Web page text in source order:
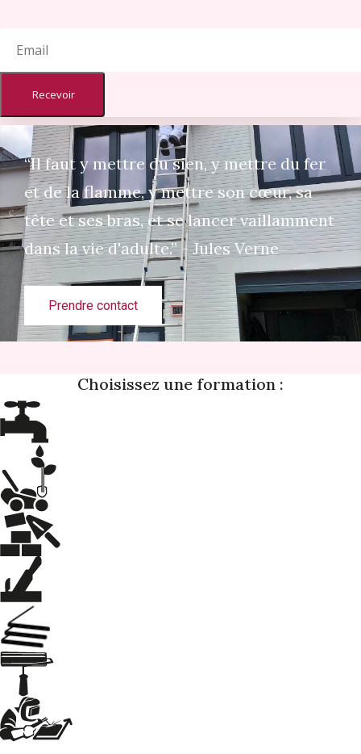
Recevoir
“Il faut y mettre du sien, y mettre du fer
et de la flamme, y mettre son cœur, sa
tête et ses bras, et se lancer vaillamment
dans la vie d'adulte.” - Jules Verne
Prendre contact
Choisissez une formation :